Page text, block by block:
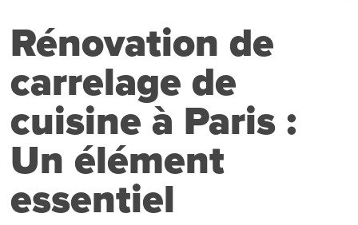
Rénovation de
carrelage de
cuisine à Paris :
Un élément
essentiel